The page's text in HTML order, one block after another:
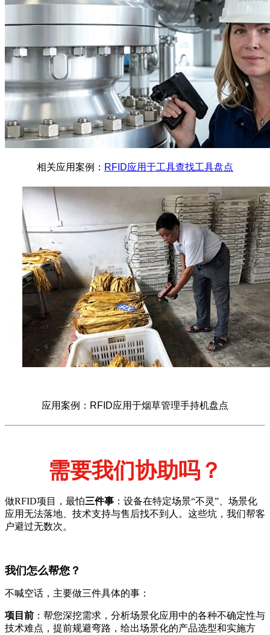
相关应用案例： RFID应用于工具查找工具盘点
应用案例：RFID应用于烟草管理手持机盘点
需要我们协助吗？
做RFID项目，最怕三件事 ：设备在特定场景“不灵”、场景化
应用无法落地、技术支持与售后找不到人。这些坑，我们帮客
户避过无数次。
我们怎么帮您？
不喊空话，主要做三件具体的事：
项目前 ：帮您深挖需求，分析场景化应用中的各种不确定性与
技术难点，提前规避弯路，给出场景化的产品选型和实施方